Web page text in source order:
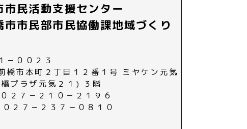
市民活動支援センター
市市民部市民協働課地域づくり
－００２３
橋市本町２丁目１２番１号 ミヤケン元気
プラザ元気２１) ３階
２７－２１０－２１９６
２７－２３７－０８１０